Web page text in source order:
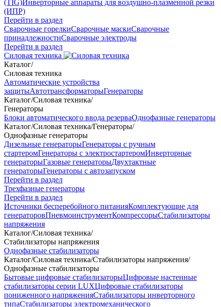
(TIG)Инверторные аппараты для воздушно-плазменной резки
(ИПР)
Перейти в раздел
Сварочные горелкиСварочные маскиСварочные
принадлежностиСварочные электроды
Перейти в раздел
Силовая техника
Каталог/
Силовая техника
Автоматические устройства
защитыАвтотрансформаторыГенераторы
Каталог/Силовая техника/
Генераторы
Блоки автоматического ввода резерваОднофазные генераторы
Каталог/Силовая техника/Генераторы/
Однофазные генераторы
Дизельные генераторыГенераторы с ручным
стартеромГенераторы с электростартеромИнверторные
генераторыГазовые генераторыДвухтактные
генераторыГенераторы с автозапуском
Перейти в раздел
Трехфазные генераторы
Перейти в раздел
Источники бесперебойного питанияКомплектующие для
генераторовПневмоинструментКомпрессорыСтабилизаторы
напряжения
Каталог/Силовая техника/
Стабилизаторы напряжения
Однофазные стабилизаторы
Каталог/Силовая техника/Стабилизаторы напряжения/
Однофазные стабилизаторы
Бытовые цифровые стабилизаторыЦифровые настенные
стабилизаторы серии LUXЦифровые стабилизаторы
пониженного напряженияСтабилизаторы инверторного
типаСтабилизаторы электромеханического